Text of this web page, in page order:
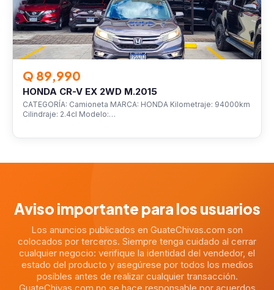
Q 89,990
HONDA CR-V EX 2WD M.2015
CATEGORÍA: Camioneta MARCA: HONDA Kilometraje: 94000km
Cilindraje: 2.4cl Modelo:…
Aviso importante para los usuarios
Los anuncios publicados en GuateChivas.com son
colocados por terceros. Siempre tenga cuidado al cerrar
cualquier negocio: verifique la identidad del vendedor, el
estado del producto y asegúrese por todos los medios
posibles antes de realizar cualquier transacción.